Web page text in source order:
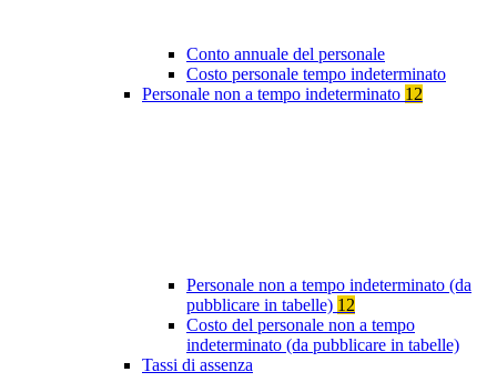
Conto annuale del personale
Costo personale tempo indeterminato
Personale non a tempo indeterminato 12
Personale non a tempo indeterminato (da
pubblicare in tabelle) 12
Costo del personale non a tempo
indeterminato (da pubblicare in tabelle)
Tassi di assenza